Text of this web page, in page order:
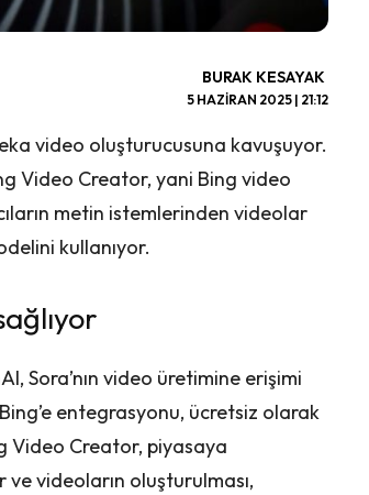
BURAK KESAYAK
5 HAZIRAN 2025 | 21:12
video oluşturucusuna kavuşuyor.
Video Creator, yani Bing video
metin istemlerinden videolar
kullanıyor.
Sora’nın video üretimine erişimi
entegrasyonu, ücretsiz olarak
Video Creator, piyasaya
videoların oluşturulması,